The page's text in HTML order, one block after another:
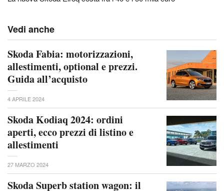
Vedi anche
Skoda Fabia: motorizzazioni,
allestimenti, optional e prezzi.
Guida all’acquisto
4 APRILE 2024
Skoda Kodiaq 2024: ordini
aperti, ecco prezzi di listino e
allestimenti
27 MARZO 2024
Skoda Superb station wagon: il